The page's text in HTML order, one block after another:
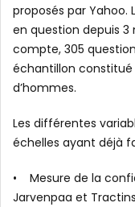
proposés par Yahoo.
en question depuis
compte, 305
échantillon
d’hommes.
Les différentes
échelles ayant déjà
• Mesure de la
Jarvenpaa et